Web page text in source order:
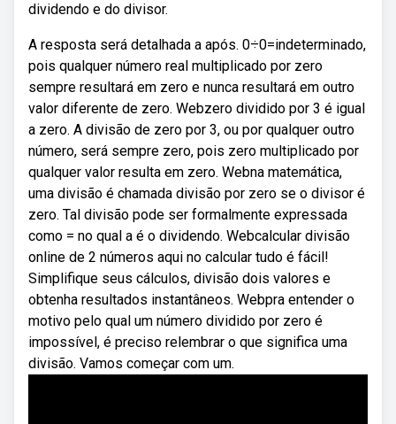
dividendo e do divisor.
A resposta será detalhada a após. 0÷0=indeterminado,
pois qualquer número real multiplicado por zero
sempre resultará em zero e nunca resultará em outro
valor diferente de zero. Webzero dividido por 3 é igual
a zero. A divisão de zero por 3, ou por qualquer outro
número, será sempre zero, pois zero multiplicado por
qualquer valor resulta em zero. Webna matemática,
uma divisão é chamada divisão por zero se o divisor é
zero. Tal divisão pode ser formalmente expressada
como = no qual a é o dividendo. Webcalcular divisão
online de 2 números aqui no calcular tudo é fácil!
Simplifique seus cálculos, divisão dois valores e
obtenha resultados instantâneos. Webpra entender o
motivo pelo qual um número dividido por zero é
impossível, é preciso relembrar o que significa uma
divisão. Vamos começar com um.